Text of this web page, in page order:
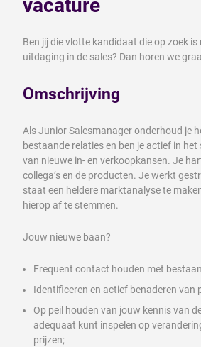
vacature
Ben jij die vlotte kandidaat die op zoek is
uitdaging in de sales? Dan horen we
Omschrijving
Als Junior Salesmanager onderhoud je
bestaande relaties en ben je actief in het
van nieuwe in- en verkoopkansen. Je
collega’s en de producten. Je werkt
staat een heldere marktanalyse te
hierop af te stemmen.
Jouw nieuwe baan?
Frequent contact houden met
Identificeren en actief benaderen van
Op peil houden van jouw kennis van
adequaat kunt inspelen op
prijzen;